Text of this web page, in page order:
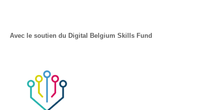
Avec le soutien du Digital Belgium Skills Fund
l’emploi |
Ressources
Genre-et-